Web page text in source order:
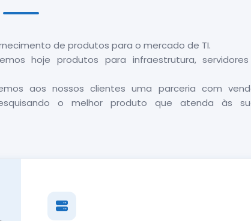
de produtos para o mercado de TI.
hoje produtos para infraestrutura,
aos nossos clientes uma parceria com
o melhor produto que atenda às